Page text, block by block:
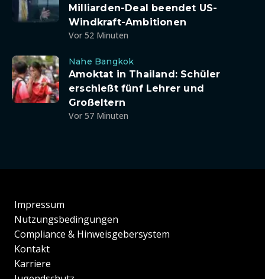
Milliarden-Deal beendet US-
Windkraft-Ambitionen
Vor 52 Minuten
Nahe Bangkok
Amoktat in Thailand: Schüler
erschießt fünf Lehrer und
Großeltern
Vor 57 Minuten
Impressum
Nutzungsbedingungen
Compliance & Hinweisgebersystem
Kontakt
Karriere